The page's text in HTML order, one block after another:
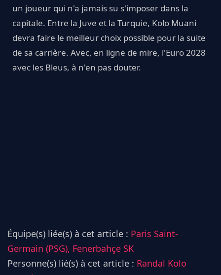
un joueur qui n'a jamais su s'imposer dans la
capitale. Entre la Juve et la Turquie, Kolo Muani
devra faire le meilleur choix possible pour la suite
de sa carrière. Avec, en ligne de mire, l'Euro 2028
avec les Bleus, à n'en pas douter.
Équipe(s) liée(s) à cet article : Paris Saint-
Germain (PSG), Fenerbahçe SK
Personne(s) lié(s) à cet article : Randal Kolo